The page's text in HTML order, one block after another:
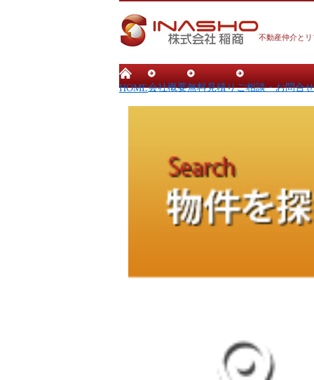
不動産仲介と
HOME会社概要無料見積りご相談・お問合せ